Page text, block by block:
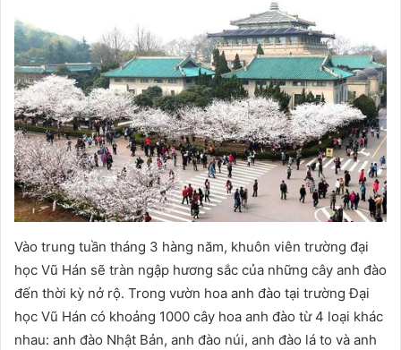
Vào trung tuần tháng 3 hàng năm, khuôn viên trường đại
học Vũ Hán sẽ tràn ngập hương sắc của những cây anh đào
đến thời kỳ nở rộ. Trong vườn hoa anh đào tại trường Đại
học Vũ Hán có khoảng 1000 cây hoa anh đào từ 4 loại khác
nhau: anh đào Nhật Bản, anh đào núi, anh đào lá to và anh